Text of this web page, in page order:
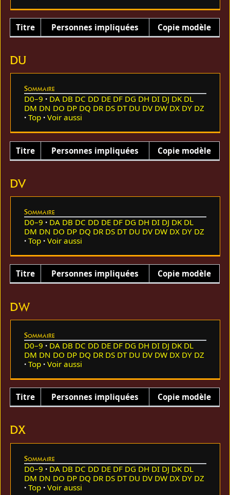
Titre Personnes impliquées Copie modèle
DU
Sommaire
D0–9 DA DB DC DD DE DF DG DH DI DJ DK DL
DM DN DO DP DQ DR DS DT DU DV DW DX DY DZ
Top
Voir aussi
Titre Personnes impliquées Copie modèle
DV
Sommaire
D0–9 DA DB DC DD DE DF DG DH DI DJ DK DL
DM DN DO DP DQ DR DS DT DU DV DW DX DY DZ
Top
Voir aussi
Titre Personnes impliquées Copie modèle
DW
Sommaire
D0–9 DA DB DC DD DE DF DG DH DI DJ DK DL
DM DN DO DP DQ DR DS DT DU DV DW DX DY DZ
Top
Voir aussi
Titre Personnes impliquées Copie modèle
DX
Sommaire
D0–9 DA DB DC DD DE DF DG DH DI DJ DK DL
DM DN DO DP DQ DR DS DT DU DV DW DX DY DZ
Top
Voir aussi